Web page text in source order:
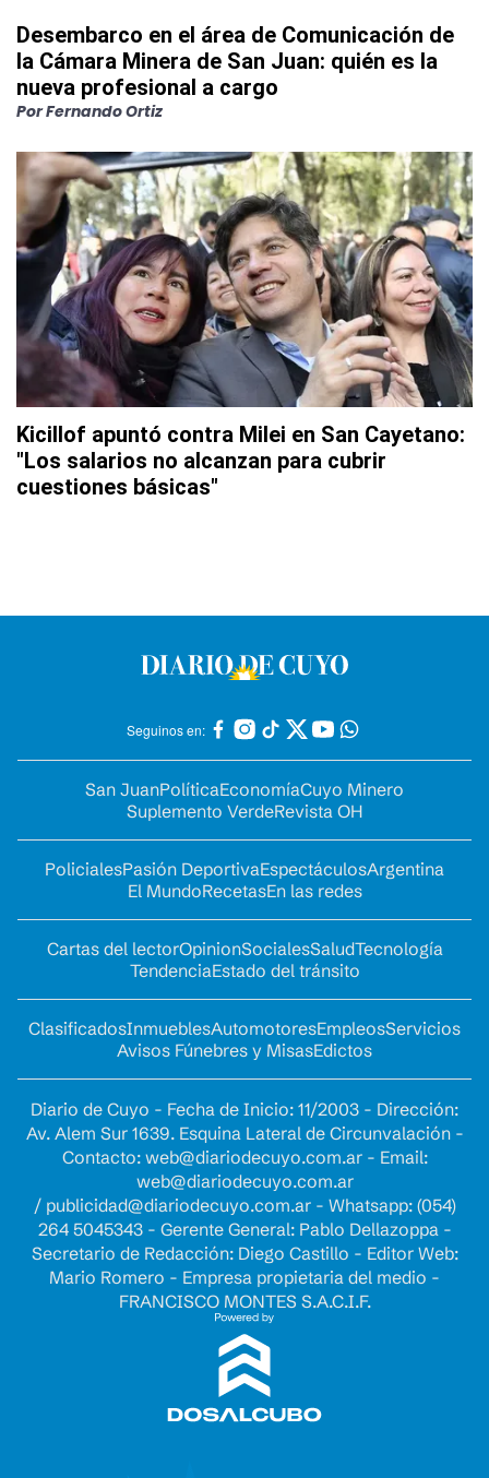
Desembarco en el área de Comunicación de
la Cámara Minera de San Juan: quién es la
nueva profesional a cargo
PorFernando Ortiz
Kicillof apuntó contra Milei en San Cayetano:
"Los salarios no alcanzan para cubrir
cuestiones básicas"
Seguinos en:
San JuanPolíticaEconomíaCuyo Minero
Suplemento VerdeRevista OH
PolicialesPasión DeportivaEspectáculosArgentina
El MundoRecetasEn las redes
Cartas del lectorOpinionSocialesSaludTecnología
TendenciaEstado del tránsito
ClasificadosInmueblesAutomotoresEmpleosServicios
Avisos Fúnebres y MisasEdictos
Diario de Cuyo - Fecha de Inicio: 11/2003 - Dirección:
Av. Alem Sur 1639. Esquina Lateral de Circunvalación -
Contacto: web@diariodecuyo.com.ar- Email:
web@diariodecuyo.com.ar
/ publicidad@diariodecuyo.com.ar- Whatsapp: (054)
264 5045343 - Gerente General: Pablo Dellazoppa -
Secretario de Redacción: Diego Castillo - Editor Web:
Mario Romero - Empresa propietaria del medio -
FRANCISCO MONTES S.A.C.I.F.